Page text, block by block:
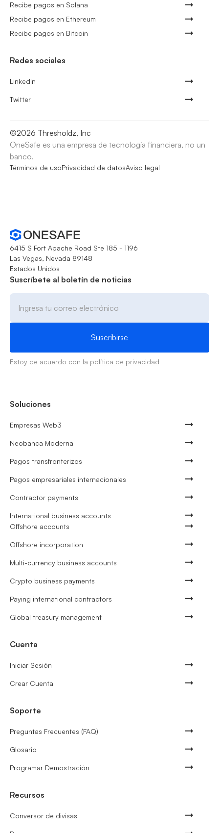
Recibe pagos en Solana
Recibe pagos en Ethereum
Recibe pagos en Bitcoin
Redes sociales
LinkedIn
Twitter
©2026 Thresholdz, Inc
OneSafe es una empresa de tecnología financiera, no un
banco.
Términos de usoPrivacidad de datosAviso legal
6415 S Fort Apache Road Ste 185 - 1196
Las Vegas, Nevada 89148
Estados Unidos
Suscríbete al boletín de noticias
Estoy de acuerdo con la política de privacidad
Soluciones
Empresas Web3
Neobanca Moderna
Pagos transfronterizos
Pagos empresariales internacionales
Contractor payments
International business accounts
Offshore accounts
Offshore incorporation
Multi-currency business accounts
Crypto business payments
Paying international contractors
Global treasury management
Cuenta
Iniciar Sesión
Crear Cuenta
Soporte
Preguntas Frecuentes (FAQ)
Glosario
Programar Demostración
Recursos
Conversor de divisas